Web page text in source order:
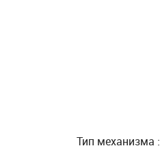
Тип механизма :